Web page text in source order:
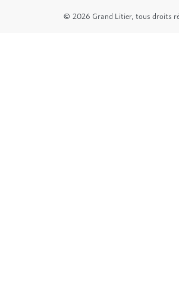
© 2026 Grand Litier, tous droits